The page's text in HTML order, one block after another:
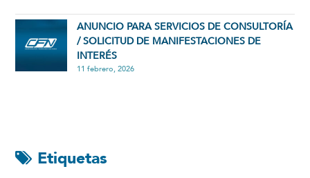
ANUNCIO PARA SERVICIOS DE CONSULTORÍA
/ SOLICITUD DE MANIFESTACIONES DE
INTERÉS
11 febrero, 2026
Etiquetas